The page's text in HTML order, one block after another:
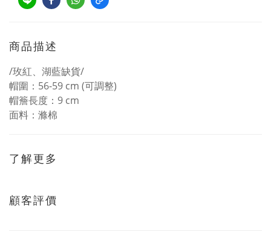
商品描述
/玫紅、湖藍缺貨/
帽圍：56-59 cm (可調整)
帽簷長度：9 cm
面料：滌棉
了解更多
顧客評價